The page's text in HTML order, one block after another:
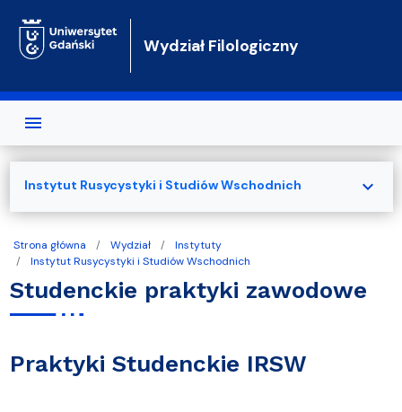
Wydział Filologiczny
Strona główna Wydział
Instytuty
Instytut Rusycystyki i Studiów Wschodnich
Studenckie praktyki zawodowe
Praktyki Studenckie IRSW
Instytut Rusycystyki i Studiów Wschodnich expand_more